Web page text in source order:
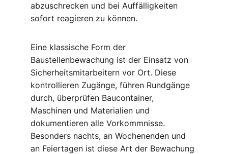
abzuschrecken und bei Auffälligkeiten
sofort reagieren zu können.
Eine klassische Form der
Baustellenbewachung ist der Einsatz von
Sicherheitsmitarbeitern vor Ort. Diese
kontrollieren Zugänge, führen Rundgänge
durch, überprüfen Baucontainer,
Maschinen und Materialien und
dokumentieren alle Vorkommnisse.
Besonders nachts, an Wochenenden und
an Feiertagen ist diese Art der Bewachung